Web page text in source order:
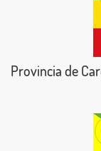
Provincia de